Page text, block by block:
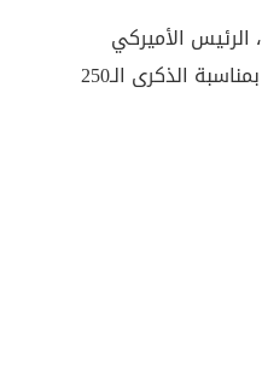
، الرئيس الأميركي
والشعب الأميركي بمناسبة الذكرى الـ250